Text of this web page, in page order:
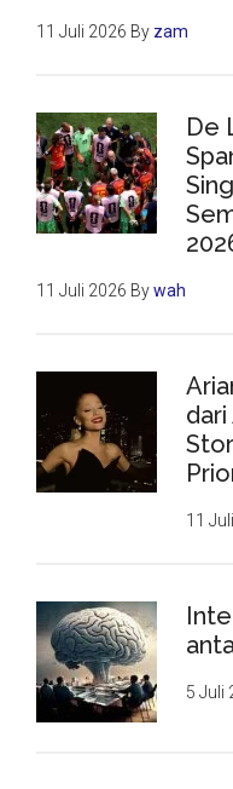
11 Juli 2026 By zam
De
11 Juli 2026 Bywah
11
5 Juli